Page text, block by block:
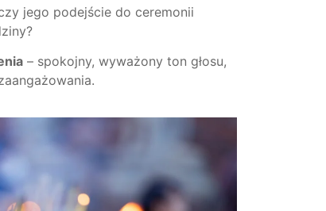
jego podejście do ceremonii
– spokojny, wyważony ton głosu,